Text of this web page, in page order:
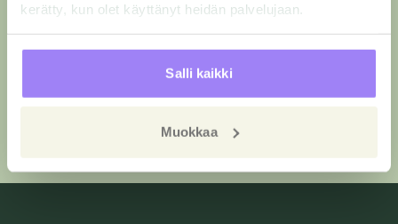
kerätty, kun olet käyttänyt heidän palvelujaan.
Salli kaikki
Muokkaa
Löydä sopiva paketti yrityksellesi
Räätälöimme sopivan paketin asiakas- ja
henkilöstökyselyille tarpeidesi mukaan.